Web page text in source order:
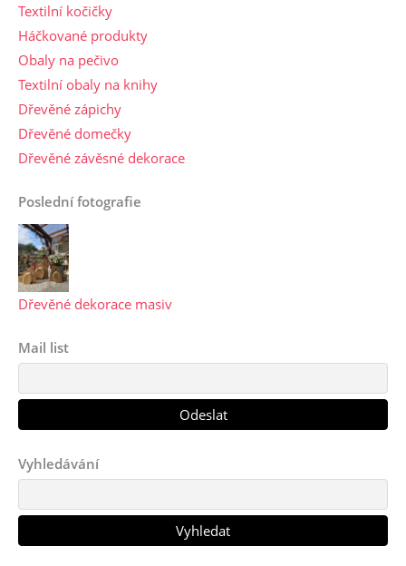
Textilní kočičky
Háčkované produkty
Obaly na pečivo
Textilní obaly na knihy
Dřevěné zápichy
Dřevěné domečky
Dřevěné závěsné dekorace
Poslední fotografie
Dřevěné dekorace masiv
Mail list
Vyhledávání